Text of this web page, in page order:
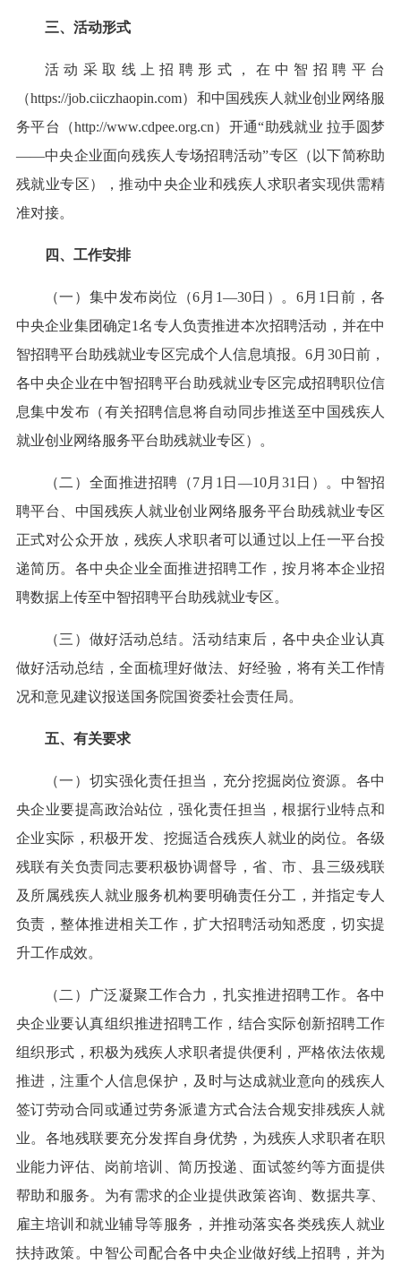
三、活动形式
活动采取线上招聘形式，在中智招聘平台
（https://job.ciiczhaopin.com）和中国残疾人就业创业网络服
务平台（http://www.cdpee.org.cn）开通“助残就业 拉手圆梦
——中央企业面向残疾人专场招聘活动”专区（以下简称助
残就业专区），推动中央企业和残疾人求职者实现供需精
准对接。
四、工作安排
（一）集中发布岗位（6月1—30日）。6月1日前，各
中央企业集团确定1名专人负责推进本次招聘活动，并在中
智招聘平台助残就业专区完成个人信息填报。6月30日前，
各中央企业在中智招聘平台助残就业专区完成招聘职位信
息集中发布（有关招聘信息将自动同步推送至中国残疾人
就业创业网络服务平台助残就业专区）。
（二）全面推进招聘（7月1日—10月31日）。中智招
聘平台、中国残疾人就业创业网络服务平台助残就业专区
正式对公众开放，残疾人求职者可以通过以上任一平台投
递简历。各中央企业全面推进招聘工作，按月将本企业招
聘数据上传至中智招聘平台助残就业专区。
（三）做好活动总结。活动结束后，各中央企业认真
做好活动总结，全面梳理好做法、好经验，将有关工作情
况和意见建议报送国务院国资委社会责任局。
五、有关要求
（一）切实强化责任担当，充分挖掘岗位资源。各中
央企业要提高政治站位，强化责任担当，根据行业特点和
企业实际，积极开发、挖掘适合残疾人就业的岗位。各级
残联有关负责同志要积极协调督导，省、市、县三级残联
及所属残疾人就业服务机构要明确责任分工，并指定专人
负责，整体推进相关工作，扩大招聘活动知悉度，切实提
升工作成效。
（二）广泛凝聚工作合力，扎实推进招聘工作。各中
央企业要认真组织推进招聘工作，结合实际创新招聘工作
组织形式，积极为残疾人求职者提供便利，严格依法依规
推进，注重个人信息保护，及时与达成就业意向的残疾人
签订劳动合同或通过劳务派遣方式合法合规安排残疾人就
业。各地残联要充分发挥自身优势，为残疾人求职者在职
业能力评估、岗前培训、简历投递、面试签约等方面提供
帮助和服务。为有需求的企业提供政策咨询、数据共享、
雇主培训和就业辅导等服务，并推动落实各类残疾人就业
扶持政策。中智公司配合各中央企业做好线上招聘，并为